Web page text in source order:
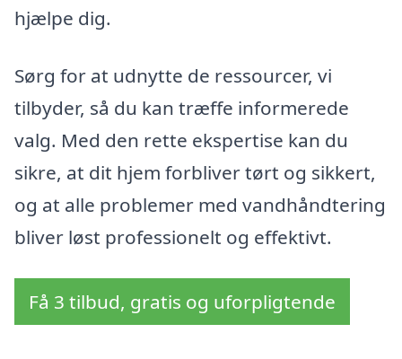
hjælpe dig.
Sørg for at udnytte de ressourcer, vi
tilbyder, så du kan træffe informerede
valg. Med den rette ekspertise kan du
sikre, at dit hjem forbliver tørt og sikkert,
og at alle problemer med vandhåndtering
bliver løst professionelt og effektivt.
Få 3 tilbud, gratis og uforpligtende